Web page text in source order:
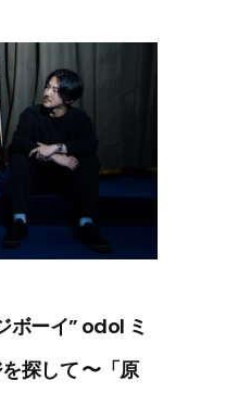
ボーイ” odol ミ
探して 〜「原